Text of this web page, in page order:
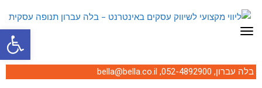
פתח תפריט
בלה עברון, 052-4892900
,
bella@bella.co.il